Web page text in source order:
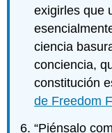
exigirles que
ciencia
conciencia,
constitución
de Freedom
“Piénsalo